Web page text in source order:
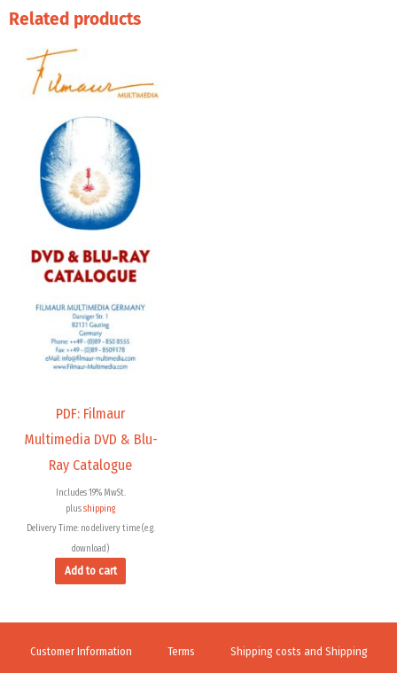
Related products
PDF: Filmaur
Multimedia DVD & Blu-
Ray Catalogue
Includes 19% MwSt.
plusshipping
Delivery Time: no delivery time (e.g.
download)
Add to cart
Customer Information Terms Shipping costs and Shipping